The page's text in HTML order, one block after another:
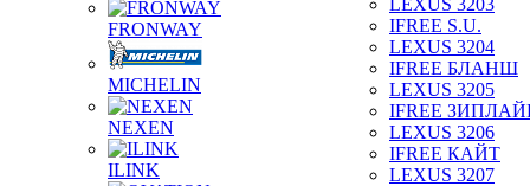
FRONWAY
MICHELIN
NEXEN
ILINK
LEXUS 3203
IFREE S.U.
LEXUS 3204
IFREE БЛАНШ
LEXUS 3205
IFREE
LEXUS 3206
IFREE КАЙТ
LEXUS 3207